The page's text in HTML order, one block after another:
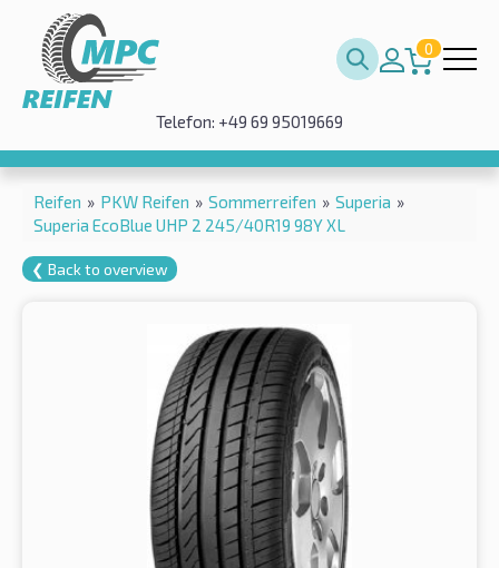
0
Telefon: +49 69 95019669
Reifen » PKW Reifen » Sommerreifen » Superia »
Superia EcoBlue UHP 2 245/40R19 98Y XL
❮ Back to overview